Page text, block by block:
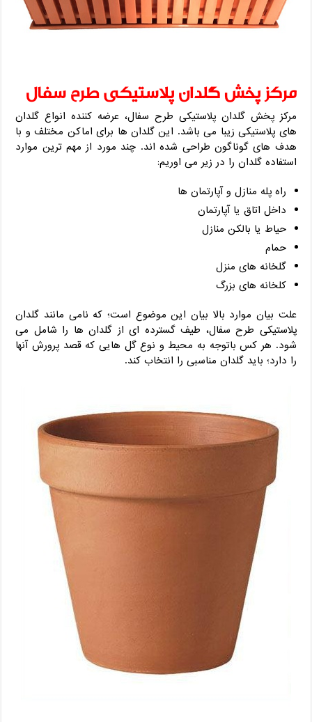
مرکز پخش گلدان پلاستیکی طرح سفال
مرکز پخش گلدان پلاستیکی طرح سفال، عرضه کننده انواع گلدان
های پلاستیکی زیبا می باشد. این گلدان ها برای اماکن مختلف و با
هدف های گوناگون طراحی شده اند. چند مورد از مهم ترین موارد
استفاده گلدان را در زیر می اوریم:
راه پله منازل و آپارتمان ها
داخل اتاق یا آپارتمان
حیاط یا بالکن منازل
حمام
گلخانه های منزل
کلخانه های بزرگ
علت بیان موارد بالا بیان این موضوع است؛ که نامی مانند گلدان
پلاستیکی طرح سفال، طیف گسترده ای از گلدان ها را شامل می
شود. هر کس باتوجه به محیط و نوع گل هایی که قصد پرورش آنها
را دارد؛ باید گلدان مناسبی را انتخاب کند.